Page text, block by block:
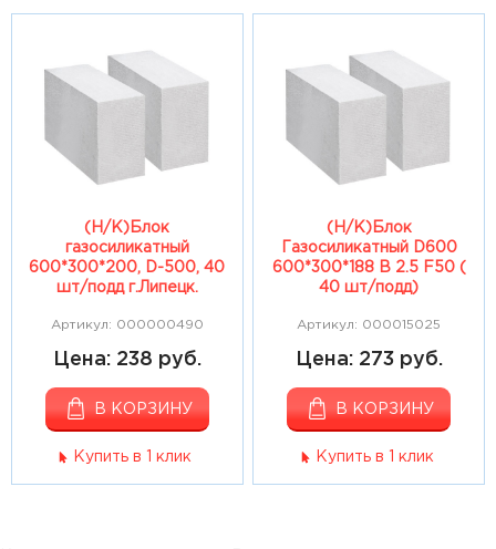
(Н/К)Блок
газосиликатный
600*300*200, D-500, 40
шт/подд г.Липецк.
Артикул: 000000490
Цена: 238 руб.
В КОРЗИНУ
Купить в 1 клик
(Н/К)Блок
Газосиликатный D600
600*300*188 В 2.5 F50 (
40 шт/подд)
Артикул: 000015025
Цена: 273 руб.
В КОРЗИНУ
Купить в 1 клик